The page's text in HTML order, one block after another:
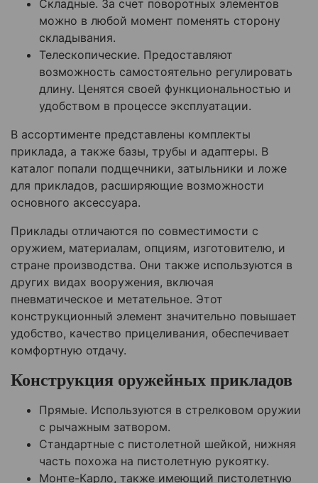
Складные. За счет поворотных элементов
можно в любой момент поменять сторону
складывания.
Телескопические. Предоставляют
возможность самостоятельно регулировать
длину. Ценятся своей функциональностью и
удобством в процессе эксплуатации.
В ассортименте представлены комплекты
приклада, а также базы, трубы и адаптеры. В
каталог попали подщечники, затыльники и ложе
для прикладов, расширяющие возможности
основного аксессуара.
Приклады отличаются по совместимости с
оружием, материалам, опциям, изготовителю, и
стране производства. Они также используются в
других видах вооружения, включая
пневматическое и метательное. Этот
конструкционный элемент значительно повышает
удобство, качество прицеливания, обеспечивает
комфортную отдачу.
Конструкция оружейных прикладов
Прямые. Используются в стрелковом оружии
с рычажным затвором.
Стандартные с пистолетной шейкой, нижняя
часть похожа на пистолетную рукоятку.
Монте-Карло, также имеющий пистолетную